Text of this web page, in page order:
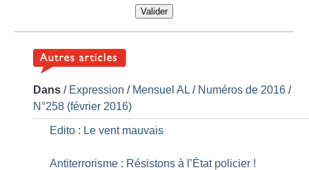
Valider
Dans / Expression / Mensuel AL / Numéros de 2016 /
N°258 (février 2016)
Edito : Le vent mauvais
Antiterrorisme : Résistons à l’État policier !